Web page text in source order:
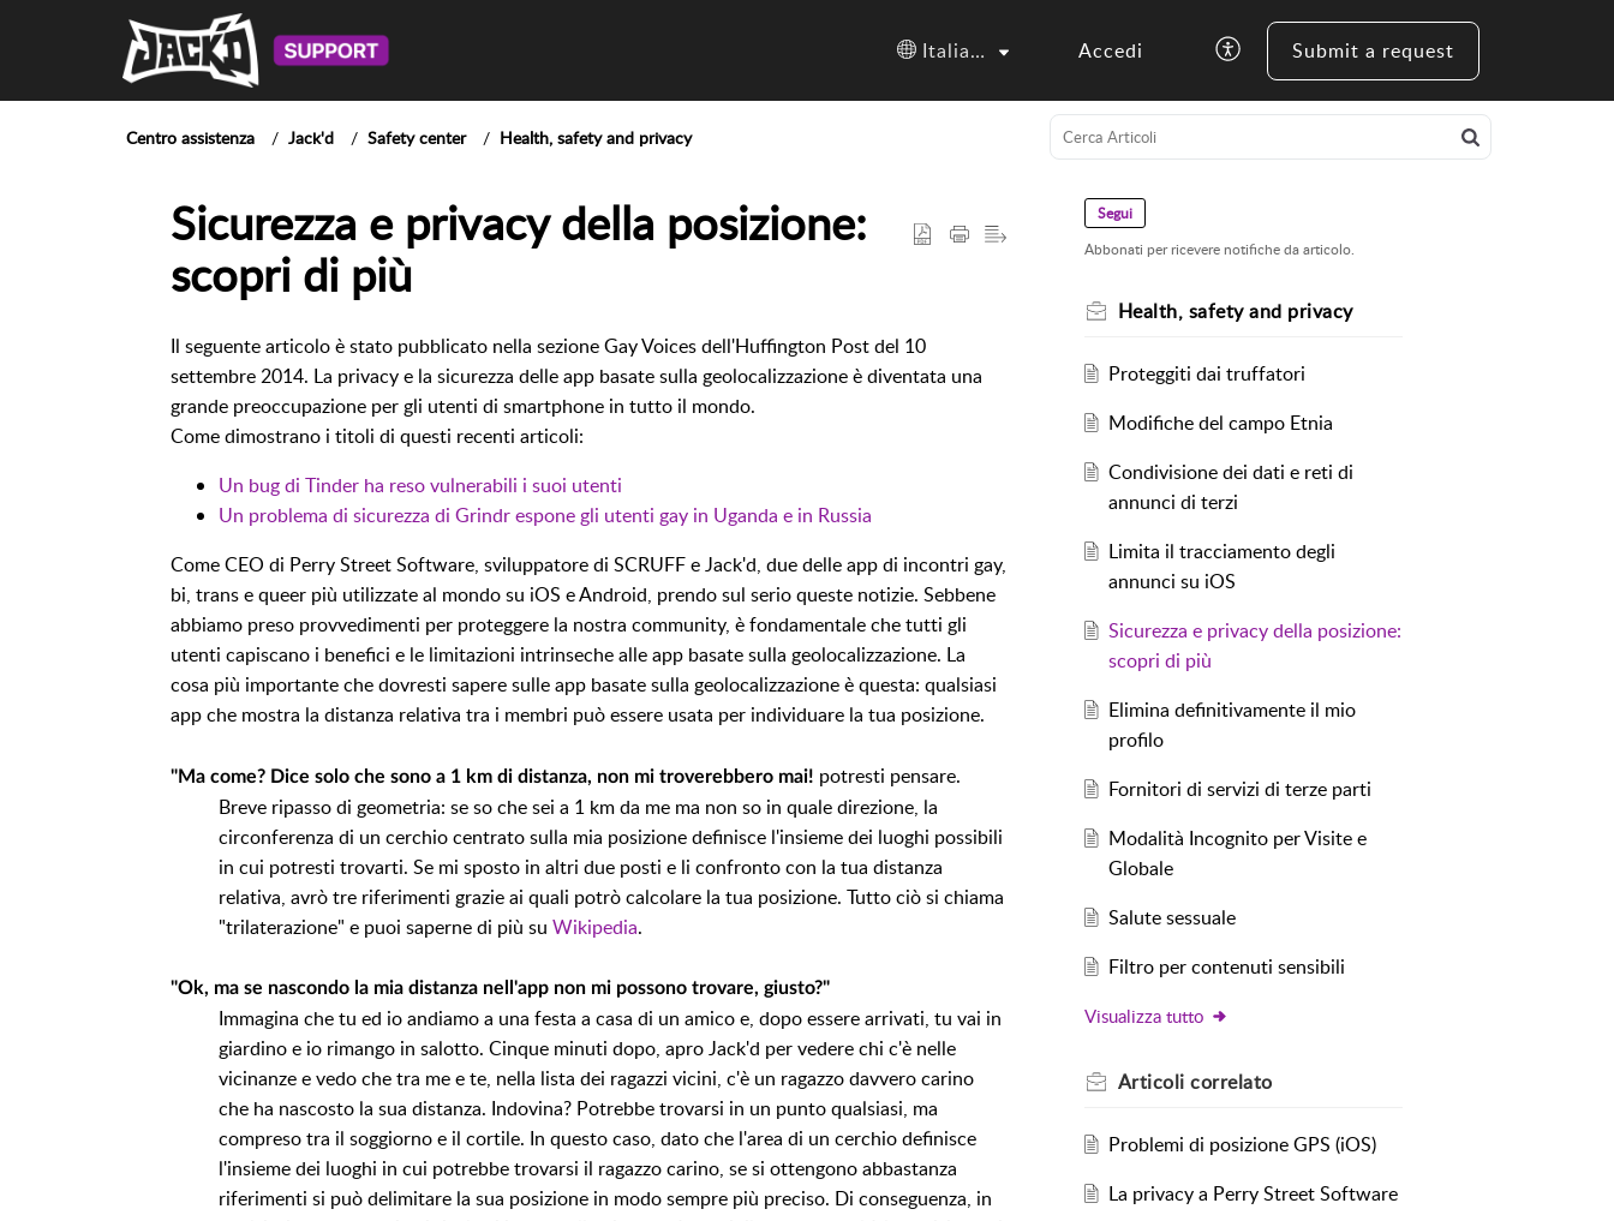
Italiano Accedi Submit a request
Centro assistenza Jack'd Safety center Health, safety and privacy
Sicurezza e privacy della posizione:
scopri di più
Il seguente articolo è stato pubblicato nella sezione Gay Voices dell'Huffington Post del 10
settembre 2014. La privacy e la sicurezza delle app basate sulla geolocalizzazione è diventata una
grande preoccupazione per gli utenti di smartphone in tutto il mondo.
Come dimostrano i titoli di questi recenti articoli:
Un bug di Tinder ha reso vulnerabili i suoi utenti
Un problema di sicurezza di Grindr espone gli utenti gay in Uganda e in Russia
Come CEO di Perry Street Software, sviluppatore di SCRUFF e Jack'd, due delle app di incontri gay,
bi, trans e queer più utilizzate al mondo su iOS e Android, prendo sul serio queste notizie. Sebbene
abbiamo preso provvedimenti per proteggere la nostra community, è fondamentale che tutti gli
utenti capiscano i benefici e le limitazioni intrinseche alle app basate sulla geolocalizzazione. La
cosa più importante che dovresti sapere sulle app basate sulla geolocalizzazione è questa: qualsiasi
app che mostra la distanza relativa tra i membri può essere usata per individuare la tua posizione.
"Ma come? Dice solo che sono a 1 km di distanza, non mi troverebbero mai! potresti pensare.
Breve ripasso di geometria: se so che sei a 1 km da me ma non so in quale direzione, la
circonferenza di un cerchio centrato sulla mia posizione definisce l'insieme dei luoghi possibili
in cui potresti trovarti. Se mi sposto in altri due posti e li confronto con la tua distanza
relativa, avrò tre riferimenti grazie ai quali potrò calcolare la tua posizione. Tutto ciò si chiama
"trilaterazione" e puoi saperne di più su Wikipedia.
"Ok, ma se nascondo la mia distanza nell'app non mi possono trovare, giusto?"
Immagina che tu ed io andiamo a una festa a casa di un amico e, dopo essere arrivati, tu vai in
giardino e io rimango in salotto. Cinque minuti dopo, apro Jack'd per vedere chi c'è nelle
vicinanze e vedo che tra me e te, nella lista dei ragazzi vicini, c'è un ragazzo davvero carino
che ha nascosto la sua distanza. Indovina? Potrebbe trovarsi in un punto qualsiasi, ma
compreso tra il soggiorno e il cortile. In questo caso, dato che l'area di un cerchio definisce
l'insieme dei luoghi in cui potrebbe trovarsi il ragazzo carino, se si ottengono abbastanza
riferimenti si può delimitare la sua posizione in modo sempre più preciso. Di conseguenza, in
Segui
Abbonati per ricevere notifiche da articolo.
Health, safety and privacy
Proteggiti dai truffatori
Modifiche del campo Etnia
Condivisione dei dati e reti di
annunci di terzi
Limita il tracciamento degli
annunci su iOS
Sicurezza e privacy della posizione:
scopri di più
Elimina definitivamente il mio
profilo
Fornitori di servizi di terze parti
Modalità Incognito per Visite e
Globale
Salute sessuale
Filtro per contenuti sensibili
Visualizza tutto
Articoli correlato
Problemi di posizione GPS (iOS)
La privacy a Perry Street Software